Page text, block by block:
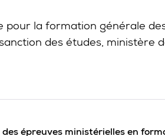
pour la formation générale
des études, ministère
épreuves ministérielles en